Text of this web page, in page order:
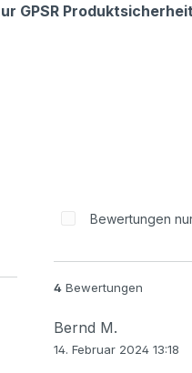
GPSR
Bewertungen
4 Bewertungen
Bernd M.
14. Februar 2024 13:18